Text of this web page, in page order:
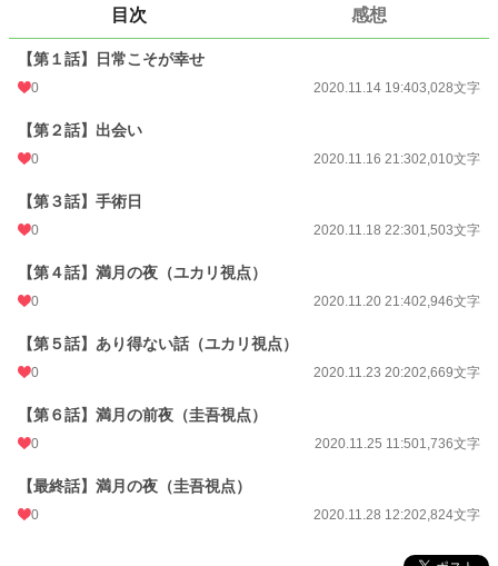
て事で大目に見て下さいm(_ _)m。
○微エロ表現がありますので、十五歳未満禁止でお願いします。
【関連作品】
お気に入り
24h.ポイント 7 pt
文字数
更新日時 2020.11.28 12:20
初回公開日時
初回完結日時 2020.11.28 12:17
月間ポイント 56 pt (77,878 位)
目次 感想
【第１話】日常こそが幸せ
0 2020.11.14 19:403,028文字
【第２話】出会い
0 2020.11.16 21:302,010文字
【第３話】手術日
0 2020.11.18 22:301,503文字
【第４話】満月の夜（ユカリ視点）
0 2020.11.20 21:402,946文字
【第５話】あり得ない話（ユカリ視点）
0 2020.11.23 20:202,669文字
【第６話】満月の前夜（圭吾視点）
0 2020.11.25 11:501,736文字
【最終話】満月の夜（圭吾視点）
0 2020.11.28 12:202,824文字